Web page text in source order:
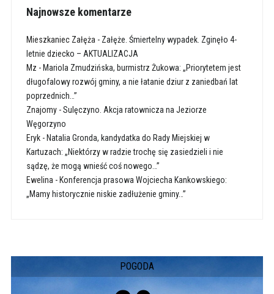
Najnowsze komentarze
Mieszkaniec Załęża - Załęże. Śmiertelny wypadek. Zginęło 4-
letnie dziecko – AKTUALIZACJA
Mz - Mariola Zmudzińska, burmistrz Żukowa: „Priorytetem jest
długofalowy rozwój gminy, a nie łatanie dziur z zaniedbań lat
poprzednich…”
Znajomy-Sulęczyno. Akcja ratownicza na Jeziorze
Węgorzyno
Eryk- Natalia Gronda, kandydatka do Rady Miejskiej w
Kartuzach: „Niektórzy w radzie trochę się zasiedzieli i nie
sądzę, że mogą wnieść coś nowego…”
Ewelina - Konferencja prasowa Wojciecha Kankowskiego:
„Mamy historycznie niskie zadłużenie gminy…”
POGODA